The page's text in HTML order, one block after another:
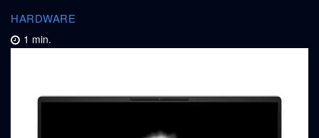
HARDWARE
1 min.